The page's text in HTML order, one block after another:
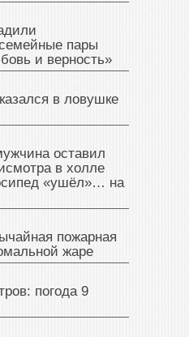
пары
и верность»
в ловушке
оставил
в холле
«ушёл»… на
пожарная
жаре
погода 9